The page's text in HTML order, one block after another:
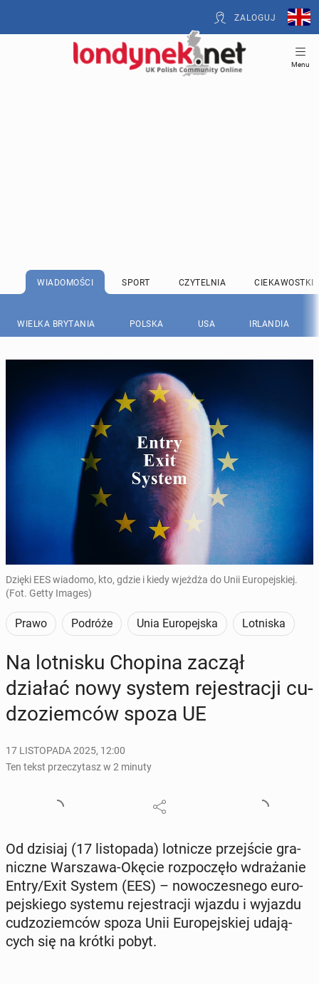
ZALOGUJ
Menu
WIADOMOŚCI SPORT CZYTELNIA CIEKAWOSTKI
WIELKA BRYTANIA POLSKA USA IRLANDIA
Dzięki EES wiadomo, kto, gdzie i kiedy wjeżdża do Unii Europejskiej.
(Fot. Getty Images)
Prawo Podróże Unia Europejska Lotniska
Na lot­ni­sku Chopina zaczął
działać nowy system re­je­stra­cji cu­
dzo­ziem­ców spoza UE
17 LISTOPADA 2025, 12:00
Ten tekst przeczytasz w 2 minuty
Od dzisiaj (17 li­sto­pa­da) lot­ni­cze przej­ście gra­
nicz­ne War­sza­wa-Okęcie roz­po­czę­ło wdra­ża­nie
Entry/Exit System (EES) – no­wo­cze­sne­go eu­ro­
pej­skie­go systemu re­je­stra­cji wjazdu i wyjazdu
cu­dzo­ziem­ców spoza Unii Eu­ro­pej­skiej uda­ją­
cych się na krótki pobyt.